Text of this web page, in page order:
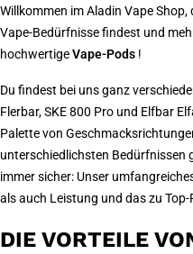
Willkommen im Aladin Vape Shop,
Vape-Bedürfnisse findest und
hochwertigeVape-Pods !
Du findest bei uns ganz
Flerbar, SKE 800 Pro und Elfbar
Palette von
unterschiedlichsten Bedürfnissen
immer sicher: Unser
als auch Leistung und das zu Top-
DIE VORTEILE